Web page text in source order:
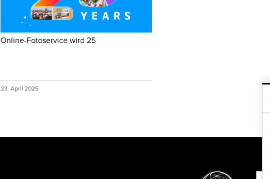
Online-Fotoservice wird 25
23. April 2025